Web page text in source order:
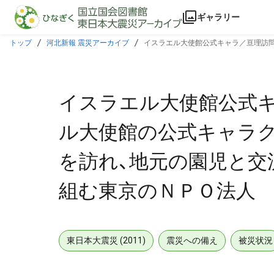
本文に飛ぶ
ギャラリー
トップ 河北新報 震災アーカイブ
イスラエル大使館公式キャラ／亘理訪
イスラエル大使館公式
ル大使館の公式キャラ
を訪れ、地元の園児と
組む東京のＮＰＯ法人
東日本大震災 (2011) 震災への備え 被災状況